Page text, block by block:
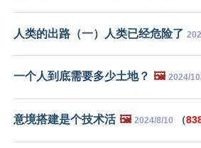
人类的出路（一）人类已经危险了
一个人到底需要多少土地？ 🖼️ 2024/
意境搭建是个技术活 🖼️ 2024/8/10 （